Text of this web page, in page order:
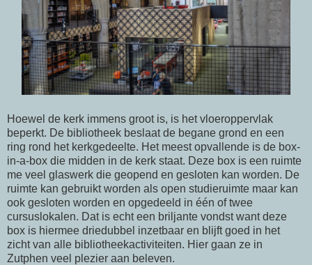
Hoewel de kerk immens groot is, is het vloeroppervlak
beperkt. De bibliotheek beslaat de begane grond en een
ring rond het kerkgedeelte. Het meest opvallende is de box-
in-a-box die midden in de kerk staat. Deze box is een ruimte
me veel glaswerk die geopend en gesloten kan worden. De
ruimte kan gebruikt worden als open studieruimte maar kan
ook gesloten worden en opgedeeld in één of twee
cursuslokalen. Dat is echt een briljante vondst want deze
box is hiermee driedubbel inzetbaar en blijft goed in het
zicht van alle bibliotheekactiviteiten. Hier gaan ze in
Zutphen veel plezier aan beleven.